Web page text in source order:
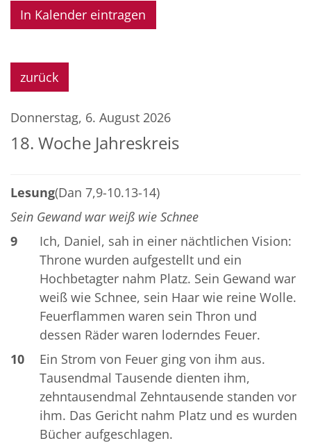
In Kalender eintragen
zurück
Donnerstag, 6. August 2026
18. Woche Jahreskreis
Lesung(Dan 7,9-10.13-14)
Sein Gewand war weiß wie Schnee
9
Ich, Daniel, sah in einer nächtlichen Vision:
Throne wurden aufgestellt und ein
Hochbetagter nahm Platz. Sein Gewand war
weiß wie Schnee, sein Haar wie reine Wolle.
Feuerflammen waren sein Thron und
dessen Räder waren loderndes Feuer.
10
Ein Strom von Feuer ging von ihm aus.
Tausendmal Tausende dienten ihm,
zehntausendmal Zehntausende standen vor
ihm. Das Gericht nahm Platz und es wurden
Bücher aufgeschlagen.